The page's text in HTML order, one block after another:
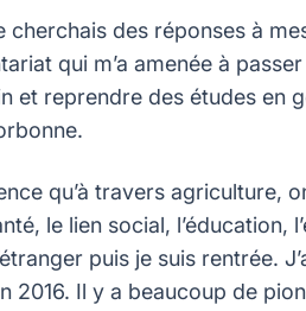
cherchais des réponses à
qui m’a amenée à
et reprendre des études en
qu’à travers agriculture,
le lien social, l’éducation,
puis je suis rentrée.
2016. Il y a beaucoup de